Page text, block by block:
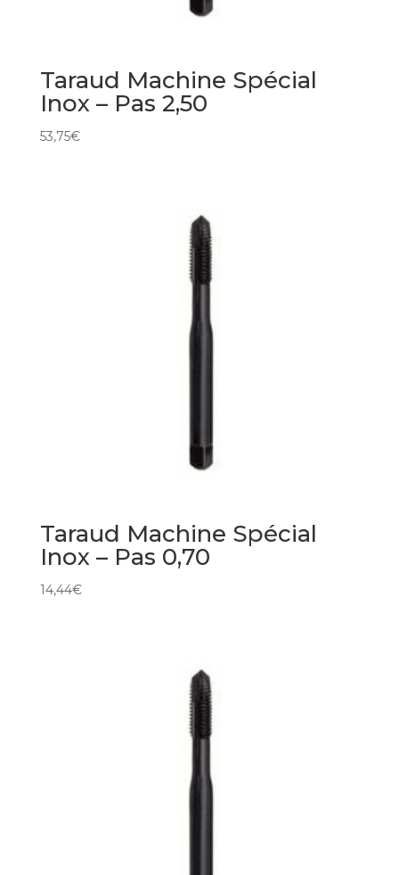
Taraud Machine Spécial
Inox – Pas 2,50
53,75€
Taraud Machine Spécial
Inox – Pas 0,70
14,44€